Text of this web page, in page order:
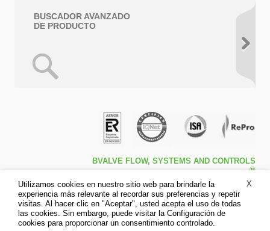
BUSCADOR AVANZADO
DE PRODUCTO
BVALVE FLOW, SYSTEMS AND CONTROLS
®
Travessa de Peralta 5ª – Pol. Ind. l1 46540 El
Puig (Valencia)
Tfno: +34 961.473.161
Fax: +34 961.473.170
Aviso legal
X
Utilizamos cookies en nuestro sitio web para brindarle la
experiencia más relevante al recordar sus preferencias y repetir
visitas. Al hacer clic en "Aceptar", usted acepta el uso de todas
las cookies. Sin embargo, puede visitar la Configuración de
cookies para proporcionar un consentimiento controlado.